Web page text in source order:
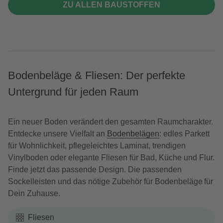
ZU ALLEN BAUSTOFFEN
Bodenbeläge & Fliesen: Der perfekte
Untergrund für jeden Raum
Ein neuer Boden verändert den gesamten Raumcharakter.
Entdecke unsere Vielfalt an Bodenbelägen: edles Parkett
für Wohnlichkeit, pflegeleichtes Laminat, trendigen
Vinylboden oder elegante Fliesen für Bad, Küche und Flur.
Finde jetzt das passende Design. Die passenden
Sockelleisten und das nötige Zubehör für Bodenbeläge für
Dein Zuhause.
Fliesen